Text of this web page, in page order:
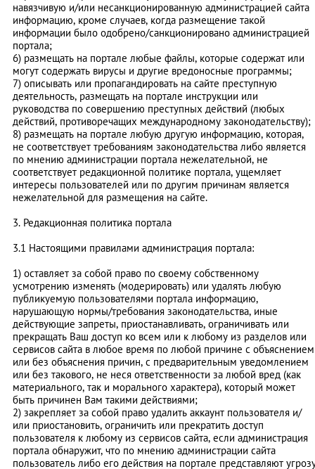
навязчивую и/или несанкционированную администрацией сайта
информацию, кроме случаев, когда размещение такой
информации было одобрено/санкционировано администрацией
портала;
6) размещать на портале любые файлы, которые содержат или
могут содержать вирусы и другие вредоносные программы;
7) описывать или пропагандировать на сайте преступную
деятельность, размещать на портале инструкции или
руководства по совершению преступных действий (любых
действий, противоречащих международному законодательству);
8) размещать на портале любую другую информацию, которая,
не соответствует требованиям законодательства либо является
по мнению администрации портала нежелательной, не
соответствует редакционной политике портала, ущемляет
интересы пользователей или по другим причинам является
нежелательной для размещения на сайте.
3. Редакционная политика портала
3.1 Настоящими правилами администрация портала:
1) оставляет за собой право по своему собственному
усмотрению изменять (модерировать) или удалять любую
публикуемую пользователями портала информацию,
нарушающую нормы/требования законодательства, иные
действующие запреты, приостанавливать, ограничивать или
прекращать Ваш доступ ко всем или к любому из разделов или
сервисов сайта в любое время по любой причине с объяснением
или без объяснения причин, с предварительным уведомлением
или без такового, не неся ответственности за любой вред (как
материального, так и морального характера), который может
быть причинен Вам такими действиями;
2) закрепляет за собой право удалить аккаунт пользователя и/
или приостановить, ограничить или прекратить доступ
пользователя к любому из сервисов сайта, если администрация
портала обнаружит, что по мнению администрации сайта
пользователь либо его действия на портале представляют